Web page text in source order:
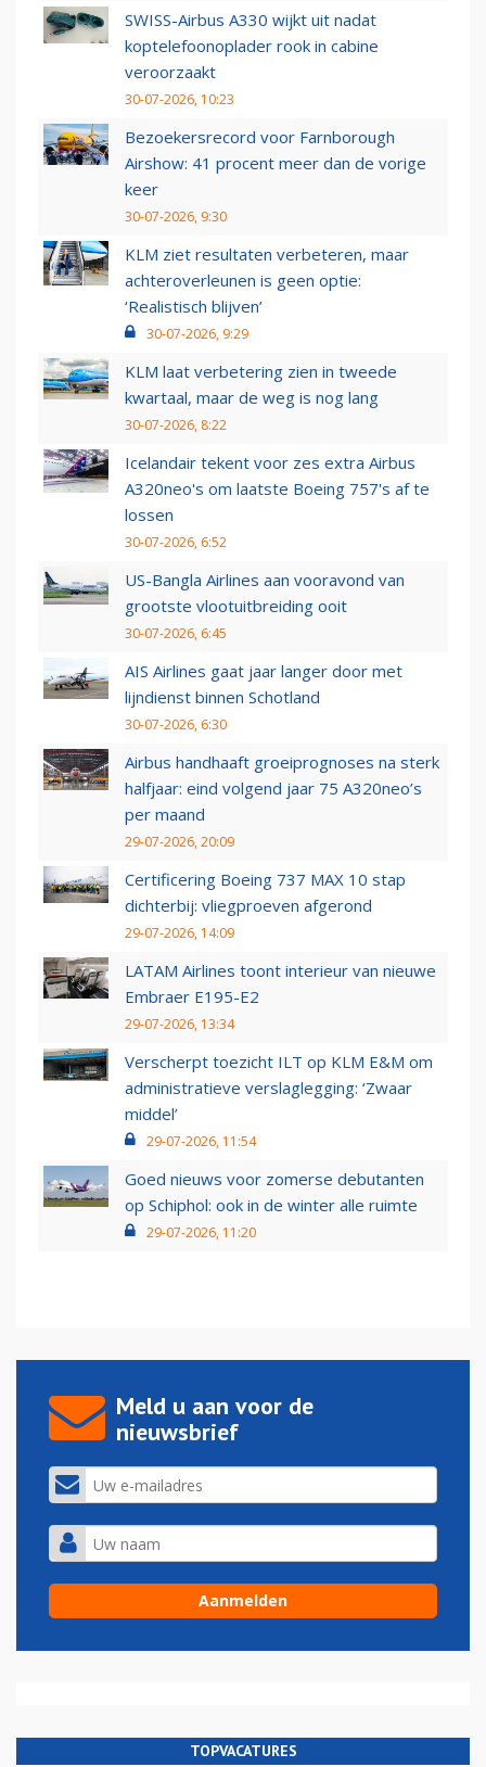
SWISS-Airbus A330 wijkt uit nadat
koptelefoonoplader rook in cabine
veroorzaakt
30-07-2026, 10:23
Bezoekersrecord voor Farnborough
Airshow: 41 procent meer dan de vorige
keer
30-07-2026, 9:30
KLM ziet resultaten verbeteren, maar
achteroverleunen is geen optie:
‘Realistisch blijven’
30-07-2026, 9:29
KLM laat verbetering zien in tweede
kwartaal, maar de weg is nog lang
30-07-2026, 8:22
Icelandair tekent voor zes extra Airbus
A320neo's om laatste Boeing 757's af te
lossen
30-07-2026, 6:52
US-Bangla Airlines aan vooravond van
grootste vlootuitbreiding ooit
30-07-2026, 6:45
AIS Airlines gaat jaar langer door met
lijndienst binnen Schotland
30-07-2026, 6:30
Airbus handhaaft groeiprognoses na sterk
halfjaar: eind volgend jaar 75 A320neo’s
per maand
29-07-2026, 20:09
Certificering Boeing 737 MAX 10 stap
dichterbij: vliegproeven afgerond
29-07-2026, 14:09
LATAM Airlines toont interieur van nieuwe
Embraer E195-E2
29-07-2026, 13:34
Verscherpt toezicht ILT op KLM E&M om
administratieve verslaglegging: ‘Zwaar
middel’
29-07-2026, 11:54
Goed nieuws voor zomerse debutanten
op Schiphol: ook in de winter alle ruimte
29-07-2026, 11:20
Meld u aan voor de
nieuwsbrief
TOPVACATURES